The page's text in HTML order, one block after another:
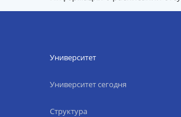
Университет
Университет сегодня
Структура